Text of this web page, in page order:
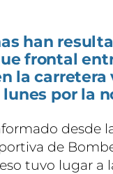
han
frontal
la carretera
por la
desde
de
tuvo lugar a